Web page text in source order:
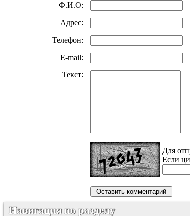
Ф.И.О:
Адрес:
Телефон:
E-mail:
Текст:
Для
Если
Навигация по разделу